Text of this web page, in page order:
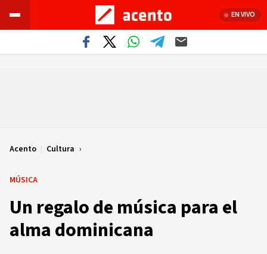
EN VIVO
Acento | Cultura
MÚSICA
Un regalo de música para el
alma dominicana